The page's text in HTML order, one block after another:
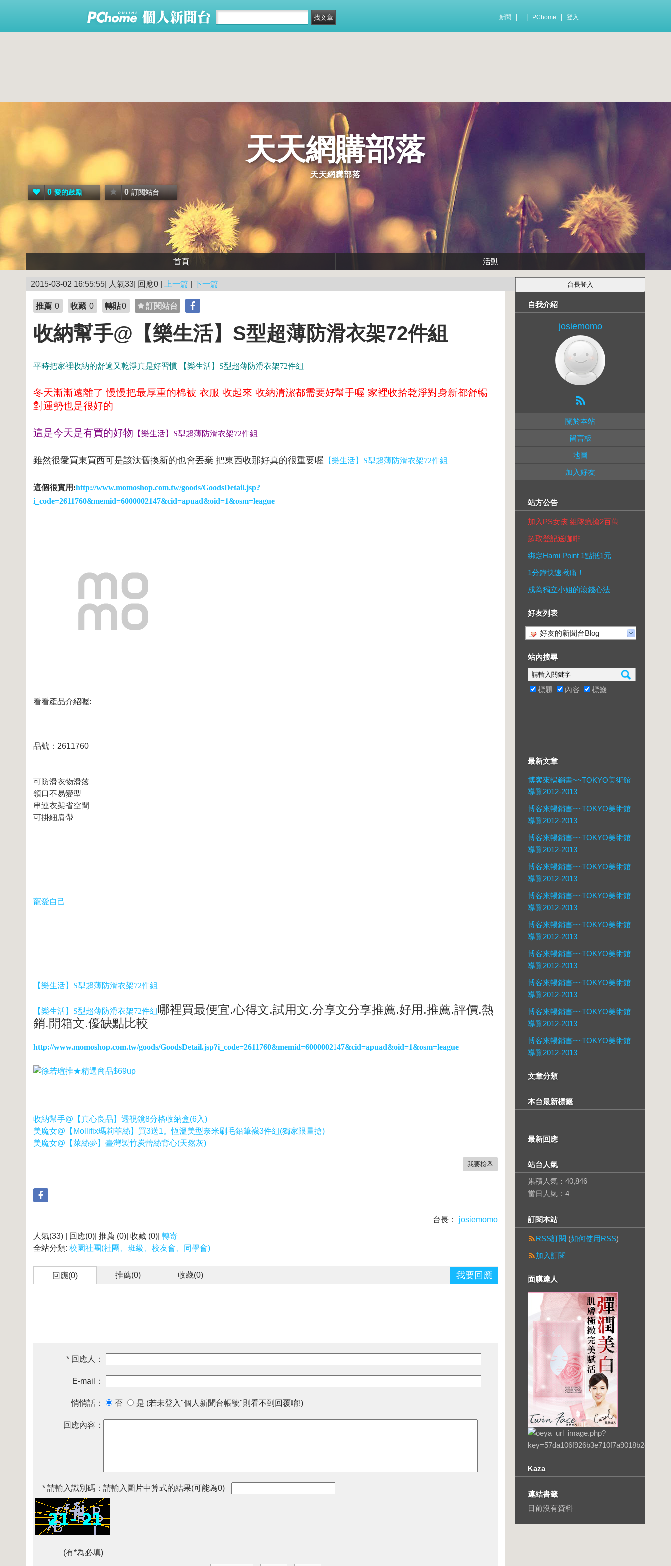
新聞 PChome 登入
天天網購部落
天天網購部落
0 愛的鼓勵 0 訂閱站台
首頁 活動
2015-03-02 16:55:55| 人氣33| 回應0 | 上一篇 下一篇
推薦 0 收藏 0 轉貼0 訂閱站台
收納幫手@【樂生活】S型超薄防滑衣架72件組
平時把家裡收納的舒適又乾淨真是好習慣 【樂生活】S型超薄防滑衣架72件組
冬天漸漸遠離了 慢慢把最厚重的棉被 衣服 收起來 收納清潔都需要好幫手喔 家裡收拾乾淨對身新都舒暢
對運勢也是很好的
這是今天是有買的好物 【樂生活】S型超薄防滑衣架72件組
雖然很愛買東買西可是該汰舊換新的也會丟棄 把東西收那好真的很重要喔 【樂生活】S型超薄防滑衣架72件組
這個很實用:http://www.momoshop.com.tw/goods/GoodsDetail.jsp?
i_code=2611760&memid=6000002147&cid=apuad&oid=1&osm=league
看看產品介紹喔:
品號：2611760
可防滑衣物滑落
領口不易變型
串連衣架省空間
可掛細肩帶
寵愛自己
【樂生活】S型超薄防滑衣架72件組
【樂生活】S型超薄防滑衣架72件組 哪裡買最便宜.心得文.試用文.分享文分享推薦.好用.推薦.評價.熱
銷.開箱文.優缺點比較
http://www.momoshop.com.tw/goods/GoodsDetail.jsp?i_code=2611760&memid=6000002147&cid=apuad&oid=1&osm=league
收納幫手@【真心良品】透視鏡8分格收納盒(6入)
美魔女@【Mollifix瑪莉菲絲】買3送1。恆溫美型奈米刷毛鉛筆襪3件組(獨家限量搶)
美魔女@【萊絲夢】臺灣製竹炭蕾絲背心(天然灰)
我要檢舉
台長：
josiemomo
人氣(33) | 回應(0)| 推薦 (0)| 收藏 (0)| 轉寄
全站分類: 校園社團(社團、班級、校友會、同學會)
回應(0) 推薦(0) 收藏(0) 我要回應
* 回應人：
E-mail：
悄悄話： 否 是 (若未登入"個人新聞台帳號"則看不到回覆唷!)
回應內容：
* 請輸入識別碼： 請輸入圖片中算式的結果(可能為0)
(有*為必填)
自我介紹
josiemomo
關於本站
留言板
地圖
加入好友
站方公告
加入PS女孩 組隊瘋搶2百萬
超取登記送咖啡
綁定Hami Point 1點抵1元
1分鐘快速揪痛！
成為獨立小姐的滾錢心法
好友列表
好友的新聞台Blog
站內搜尋
標題 內容 標籤
最新文章
博客來暢銷書~~TOKYO美術館
導覽2012-2013
博客來暢銷書~~TOKYO美術館
導覽2012-2013
博客來暢銷書~~TOKYO美術館
導覽2012-2013
博客來暢銷書~~TOKYO美術館
導覽2012-2013
博客來暢銷書~~TOKYO美術館
導覽2012-2013
博客來暢銷書~~TOKYO美術館
導覽2012-2013
博客來暢銷書~~TOKYO美術館
導覽2012-2013
博客來暢銷書~~TOKYO美術館
導覽2012-2013
博客來暢銷書~~TOKYO美術館
導覽2012-2013
博客來暢銷書~~TOKYO美術館
導覽2012-2013
文章分類
本台最新標籤
最新回應
站台人氣
累積人氣： 40,846
當日人氣： 4
訂閱本站
RSS訂閱 (如何使用RSS)
加入訂閱
面膜達人
Kaza
連結書籤
目前沒有資料